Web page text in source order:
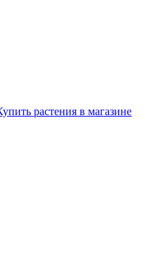
растения в магазине